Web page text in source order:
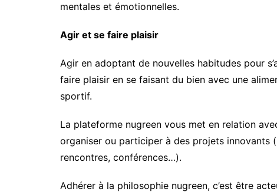
mentales et émotionnelles.
Agir et se faire plaisir
Agir en adoptant de nouvelles habitudes pour
faire plaisir en se faisant du bien avec une
sportif.
La plateforme nugreen vous met en relation
organiser ou participer à des projets innovants
rencontres, conférences…).
Adhérer à la philosophie nugreen, c’est être